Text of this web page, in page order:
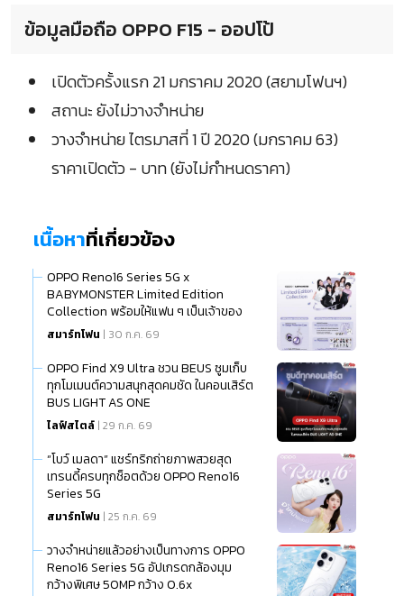
ข้อมูลมือถือ OPPO F15 - ออปโป้
เปิดตัวครั้งแรก 21 มกราคม 2020 (สยามโฟนฯ)
สถานะ ยังไม่วางจำหน่าย
วางจำหน่าย ไตรมาสที่ 1 ปี 2020 (มกราคม 63)
ราคาเปิดตัว - บาท (ยังไม่กำหนดราคา)
เนื้อหาที่เกี่ยวข้อง
OPPO Reno16 Series 5G x
BABYMONSTER Limited Edition
Collection พร้อมให้แฟน ๆ เป็นเจ้าของ
แล้ว
สมาร์ทโฟน | 30 ก.ค. 69
OPPO Find X9 Ultra ชวน BEUS ซูมเก็บ
ทุกโมเมนต์ความสนุกสุดคมชัด ในคอนเสิร์ต
BUS LIGHT AS ONE
ไลฟ์สไตล์ | 29 ก.ค. 69
“โบว์ เมลดา” แชร์ทริกถ่ายภาพสวยสุด
เทรนดี้ครบทุกช็อตด้วย OPPO Reno16
Series 5G
สมาร์ทโฟน | 25 ก.ค. 69
วางจำหน่ายแล้วอย่างเป็นทางการ OPPO
Reno16 Series 5G อัปเกรดกล้องมุม
กว้างพิเศษ 50MP กว้าง 0.6x